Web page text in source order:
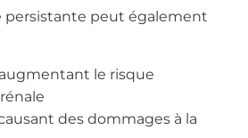
persistante peut également
le risque
des dommages à la